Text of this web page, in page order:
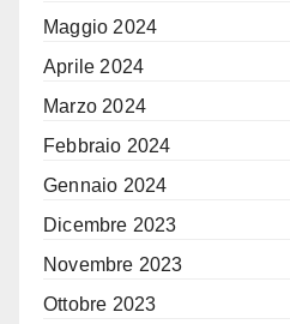
Maggio 2024
Aprile 2024
Marzo 2024
Febbraio 2024
Gennaio 2024
Dicembre 2023
Novembre 2023
Ottobre 2023